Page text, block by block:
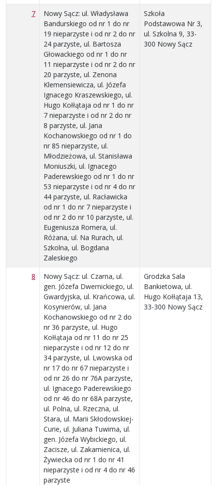
7
Nowy Sącz: ul. Władysława
Bandurskiego od nr 1 do nr
19 nieparzyste i od nr 2 do nr
24 parzyste, ul. Bartosza
Głowackiego od nr 1 do nr
11 nieparzyste i od nr 2 do nr
20 parzyste, ul. Zenona
Klemensiewicza, ul. Józefa
Ignacego Kraszewskiego, ul.
Hugo Kołłątaja od nr 1 do nr
7 nieparzyste i od nr 2 do nr
8 parzyste, ul. Jana
Kochanowskiego od nr 1 do
nr 85 nieparzyste, ul.
Młodzieżowa, ul. Stanisława
Moniuszki, ul. Ignacego
Paderewskiego od nr 1 do nr
53 nieparzyste i od nr 4 do nr
44 parzyste, ul. Racławicka
od nr 1 do nr 7 nieparzyste i
od nr 2 do nr 10 parzyste, ul.
Eugeniusza Romera, ul.
Różana, ul. Na Rurach, ul.
Szkolna, ul. Bogdana
Zaleskiego
Szkoła
Podstawowa Nr 3,
ul. Szkolna 9, 33-
300 Nowy Sącz
8
Nowy Sącz: ul. Czarna, ul.
gen. Józefa Dwernickiego, ul.
Gwardyjska, ul. Krańcowa, ul.
Kosynierów, ul. Jana
Kochanowskiego od nr 2 do
nr 36 parzyste, ul. Hugo
Kołłątaja od nr 11 do nr 25
nieparzyste i od nr 12 do nr
34 parzyste, ul. Lwowska od
nr 17 do nr 67 nieparzyste i
od nr 26 do nr 76A parzyste,
ul. Ignacego Paderewskiego
od nr 46 do nr 68A parzyste,
ul. Polna, ul. Rzeczna, ul.
Stara, ul. Marii Skłodowskiej-
Curie, ul. Juliana Tuwima, ul.
gen. Józefa Wybickiego, ul.
Zacisze, ul. Zakamienica, ul.
Żywiecka od nr 1 do nr 41
nieparzyste i od nr 4 do nr 46
parzyste
Grodzka Sala
Bankietowa, ul.
Hugo Kołłątaja 13,
33-300 Nowy Sącz